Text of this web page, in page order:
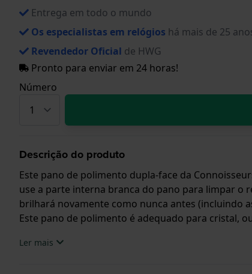
Entrega em todo o mundo
Os especialistas em relógios há mais de 25
Revendedor Oficial de HWG
Pronto para enviar em 24 horas!
Número
Descrição do produto
Este pano de polimento dupla-face da
use a parte interna branca do pano para limpar o
brilhará novamente como nunca antes (incluindo
Este pano de polimento é adequado para cristal,
Ler mais